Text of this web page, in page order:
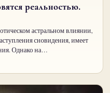
реальностью.
астральном влиянии,
сновидения, имеет
Однако на…